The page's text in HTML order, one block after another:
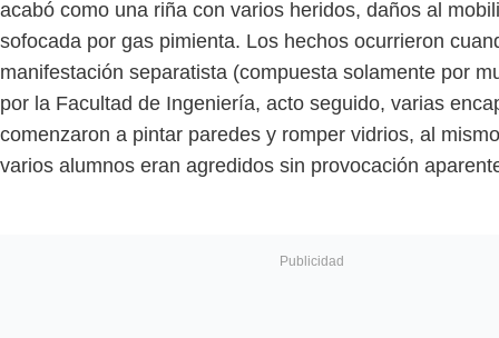
acabó como una riña con varios heridos, daños al
sofocada por gas pimienta. Los hechos ocurrieron
manifestación separatista (compuesta solamente por
por la Facultad de Ingeniería, acto seguido, varias
comenzaron a pintar paredes y romper vidrios, al
varios alumnos eran agredidos sin provocación